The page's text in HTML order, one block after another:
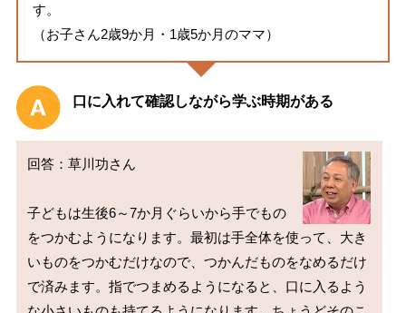
す。
（お子さん2歳9か月・1歳5か月のママ）
口に入れて確認しながら学ぶ時期がある
回答：草川功さん
子どもは生後6～7か月ぐらいから手でもの
をつかむようになります。最初は手全体を使って、大き
いものをつかむだけなので、つかんだものをなめるだけ
で済みます。指でつまめるようになると、口に入るよう